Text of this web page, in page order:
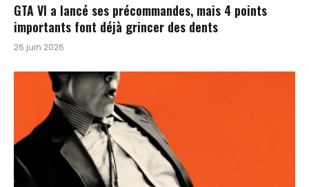
GTA VI a lancé ses précommandes, mais 4 points
importants font déjà grincer des dents
26 juin 2026